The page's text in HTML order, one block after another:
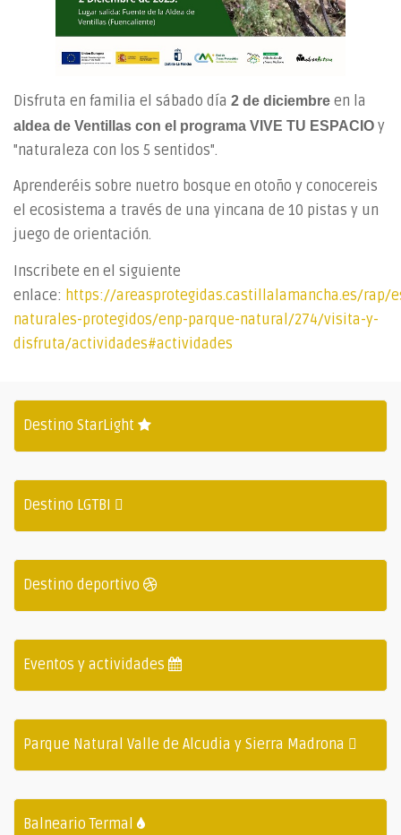
Disfruta en familia el sábado día 2 de diciembre en la
aldea de Ventillas con el programa VIVE TU ESPACIO y
"naturaleza con los 5 sentidos".
Aprenderéis sobre nuetro bosque en otoño y conocereis
el ecosistema a través de una yincana de 10 pistas y un
juego de orientación.
Inscribete en el siguiente
enlace: https://areasprotegidas.castillalamancha.es/rap/
naturales-protegidos/enp-parque-natural/274/visita-y-
disfruta/actividades#actividades
Destino StarLight
Destino LGTBI
Destino deportivo
Eventos y actividades
Parque Natural Valle de Alcudia y Sierra Madrona
Balneario Termal